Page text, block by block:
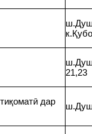
21,23
дар